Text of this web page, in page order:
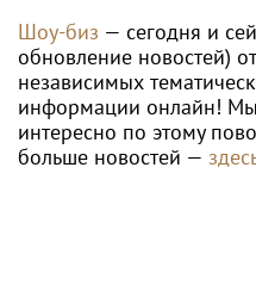
Росгвардии по
Свердловской области
стал гостем передачи в
эфире телекомпании
«Телекон»